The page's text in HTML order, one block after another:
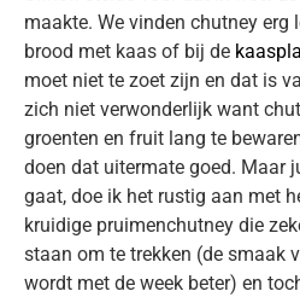
maakte. We vinden chutney erg
brood met kaas of bij de
moet niet te zoet zijn en dat is
zich niet verwonderlijk want
groenten en fruit lang te
doen dat uitermate goed. Maar
gaat, doe ik het rustig aan met
kruidige pruimenchutney die
staan om te trekken (de smaak
wordt met de week beter) en